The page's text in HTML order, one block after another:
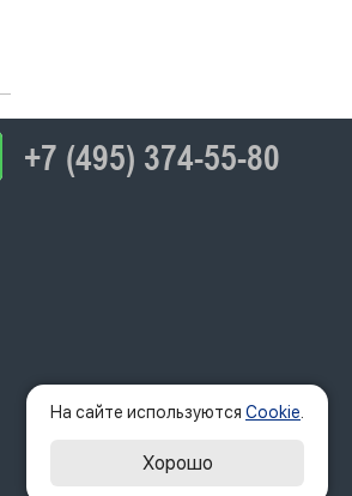
+7 (495) 374-55-80
На сайте используются Cookie
Хорошо